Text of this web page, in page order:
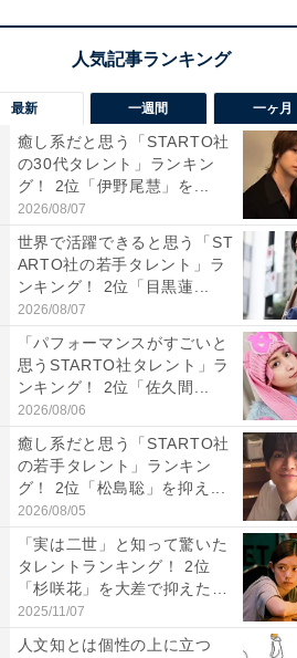
最新 一週間 一ヶ月
癒し系だと思う「STARTO社
の30代タレント」ランキン
グ！ 2位「伊野尾慧」を...
2026/08/07
世界で活躍できると思う「ST
ARTO社の若手タレント」ラ
ンキング！ 2位「目黒蓮...
2026/08/07
「パフォーマンスがすごいと
思うSTARTO社タレント」ラ
ンキング！ 2位「佐久間...
2026/08/06
癒し系だと思う「STARTO社
の若手タレント」ランキン
グ！ 2位「松島聡」を抑え...
2026/08/05
「実は二世」と知って驚いた
タレントランキング！ 2位
「杉咲花」を大差で抑えた1
位...
2025/11/07
人文知とは個性の上に立つ